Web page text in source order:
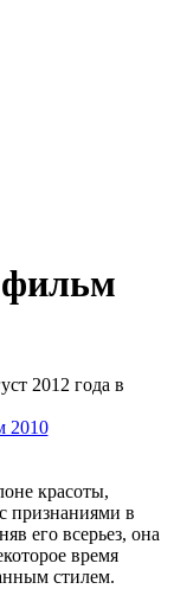
2012 года в
красоты,
признаниями в
его всерьез, она
время
стилем.